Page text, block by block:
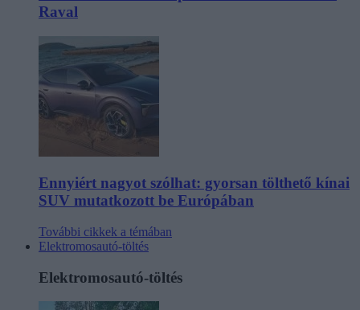
Raval
Ennyiért nagyot szólhat: gyorsan tölthető kínai
SUV mutatkozott be Európában
További cikkek a témában
Elektromosautó-töltés
Elektromosautó-töltés